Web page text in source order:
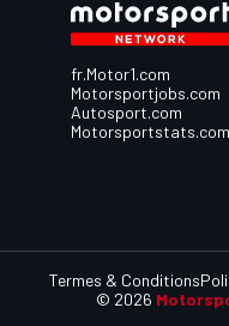
fr.Motor1.com
Motorsportjobs.com
Autosport.com
Motorsportstats.com
© 2026
Termes & Conditions